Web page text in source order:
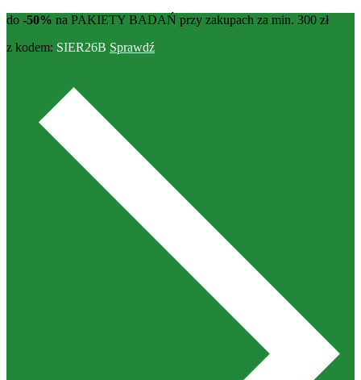
do -50% na PAKIETY BADAŃ przy zakupach za min. 300 zł
z kodem: SIER26B Sprawdź